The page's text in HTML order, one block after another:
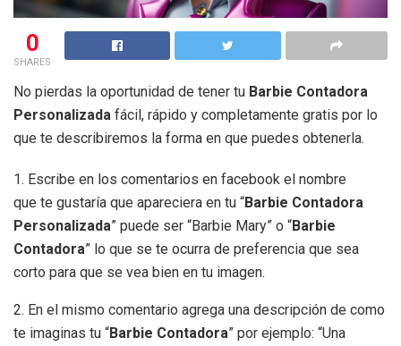
0
SHARES
No pierdas la oportunidad de tener tu Barbie Contadora
Personalizada fácil, rápido y completamente gratis por lo
que te describiremos la forma en que puedes obtenerla.
1. Escribe en los comentarios en facebook el nombre
que te gustaría que apareciera en tu “Barbie Contadora
Personalizada” puede ser “Barbie Mary” o “Barbie
Contadora” lo que se te ocurra de preferencia que sea
corto para que se vea bien en tu imagen.
2. En el mismo comentario agrega una descripción de como
te imaginas tu “Barbie Contadora” por ejemplo: “Una